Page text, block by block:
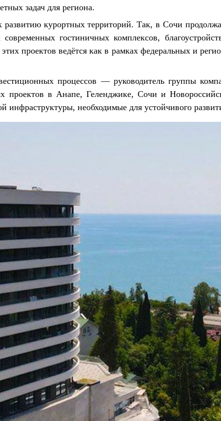
задач для региона.
развитию курортных территорий. Так, в Сочи
современных гостиничных комплексов,
этих проектов ведётся как в рамках федеральных и
процессов — руководитель группы
проектов в Анапе, Геленджике, Сочи и
инфраструктуры, необходимые для устойчивого